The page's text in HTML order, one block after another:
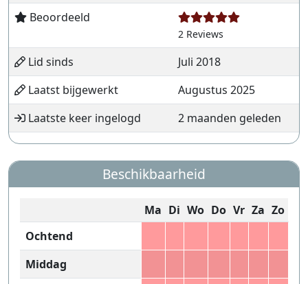
Beoordeeld
2 Reviews
Lid sinds
Juli 2018
Laatst bijgewerkt
Augustus 2025
Laatste keer ingelogd
2 maanden geleden
Beschikbaarheid
Ma Di Wo Do Vr Za Zo
Ochtend
Middag